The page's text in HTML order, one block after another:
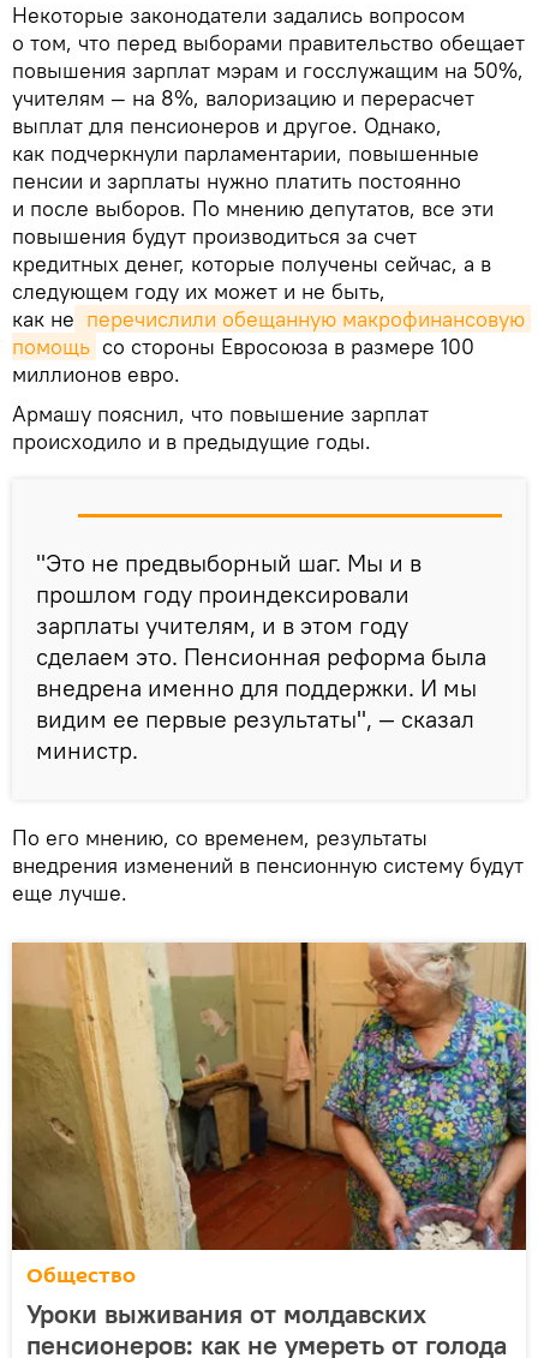
Некоторые законодатели задались вопросом
о том, что перед выборами правительство обещает
повышения зарплат мэрам и госслужащим на 50%,
учителям — на 8%, валоризацию и перерасчет
выплат для пенсионеров и другое. Однако,
как подчеркнули парламентарии, повышенные
пенсии и зарплаты нужно платить постоянно
и после выборов. По мнению депутатов, все эти
повышения будут производиться за счет
кредитных денег, которые получены сейчас, а в
следующем году их может и не быть,
как не перечислили обещанную макрофинансовую
помощь со стороны Евросоюза в размере 100
миллионов евро.
Армашу пояснил, что повышение зарплат
происходило и в предыдущие годы.
"Это не предвыборный шаг. Мы и в
прошлом году проиндексировали
зарплаты учителям, и в этом году
сделаем это. Пенсионная реформа была
внедрена именно для поддержки. И мы
видим ее первые результаты", — сказал
министр.
По его мнению, со временем, результаты
внедрения изменений в пенсионную систему будут
еще лучше.
Общество
Уроки выживания от молдавских
пенсионеров: как не умереть от голода